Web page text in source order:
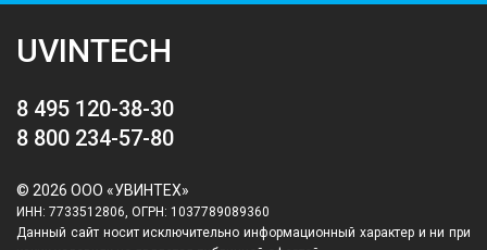
UVINTECH
8 495 120-38-30
8 800 234-57-80
© 2026 ООО «УВИНТЕХ»
ИНН: 7733512806, ОГРН: 1037789089360
Данный сайт носит исключительно информационный характер и ни при